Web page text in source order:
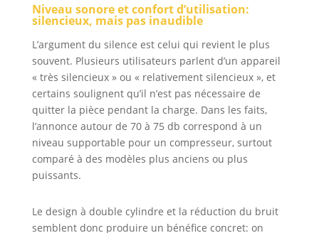
d'admission est
fait de 150 ℃
silicone résistant
aux hautes
températures et
de maille tressée
en acier
inoxydable, avec
une double
protection
réduisant les
Puissance
Maximale & Sans
Niveau sonore et confort d’utilisation:
silencieux, mais pas inaudible
L’argument du silence est celui qui revient le plus
souvent. Plusieurs utilisateurs parlent d’un appareil
« très silencieux » ou « relativement silencieux », et
certains soulignent qu’il n’est pas nécessaire de
quitter la pièce pendant la charge. Dans les faits,
l’annonce autour de 70 à 75 db correspond à un
niveau supportable pour un compresseur, surtout
comparé à des modèles plus anciens ou plus
puissants.
Le design à double cylindre et la réduction du bruit
semblent donc produire un bénéfice concret: on